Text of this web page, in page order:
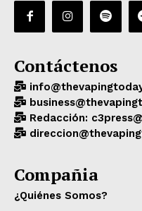
Contáctenos
Redacción:
Compañia
¿Quiénes Somos?